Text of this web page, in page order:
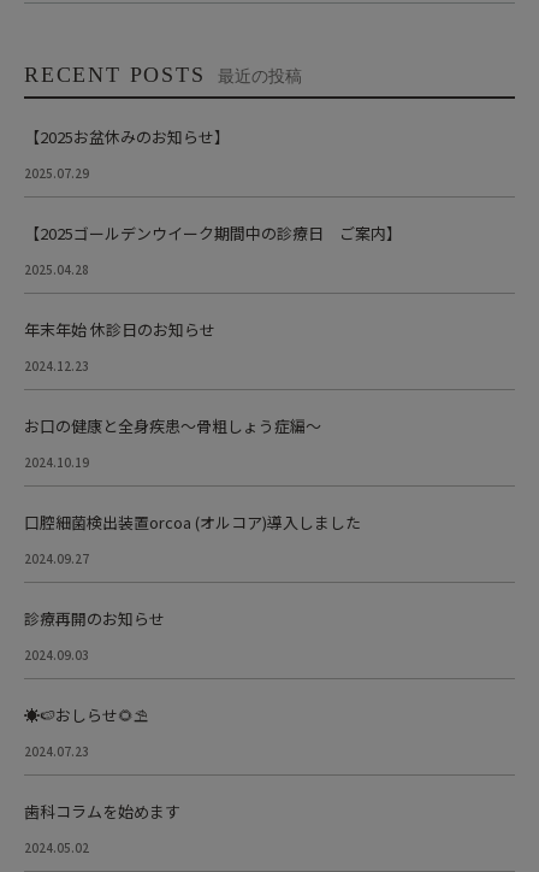
RECENT POSTS 最近の投稿
【2025お盆休みのお知らせ】
2025.07.29
【2025ゴールデンウイーク期間中の診療日 ご案内】
2025.04.28
年末年始 休診日のお知らせ
2024.12.23
お口の健康と全身疾患～骨粗しょう症編～
2024.10.19
口腔細菌検出装置orcoa (オルコア)導入しました
2024.09.27
診療再開のお知らせ
2024.09.03
☀️🍉おしらせ🌻⛱
2024.07.23
歯科コラムを始めます
2024.05.02